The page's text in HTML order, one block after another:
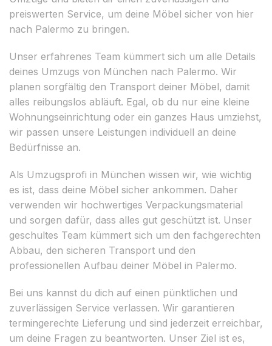
preiswerten Service, um deine Möbel sicher von hier
nach Palermo zu bringen.
Unser erfahrenes Team kümmert sich um alle Details
deines Umzugs von München nach Palermo. Wir
planen sorgfältig den Transport deiner Möbel, damit
alles reibungslos abläuft. Egal, ob du nur eine kleine
Wohnungseinrichtung oder ein ganzes Haus umziehst,
wir passen unsere Leistungen individuell an deine
Bedürfnisse an.
Als Umzugsprofi in München wissen wir, wie wichtig
es ist, dass deine Möbel sicher ankommen. Daher
verwenden wir hochwertiges Verpackungsmaterial
und sorgen dafür, dass alles gut geschützt ist. Unser
geschultes Team kümmert sich um den fachgerechten
Abbau, den sicheren Transport und den
professionellen Aufbau deiner Möbel in Palermo.
Bei uns kannst du dich auf einen pünktlichen und
zuverlässigen Service verlassen. Wir garantieren
termingerechte Lieferung und sind jederzeit erreichbar,
um deine Fragen zu beantworten. Unser Ziel ist es,